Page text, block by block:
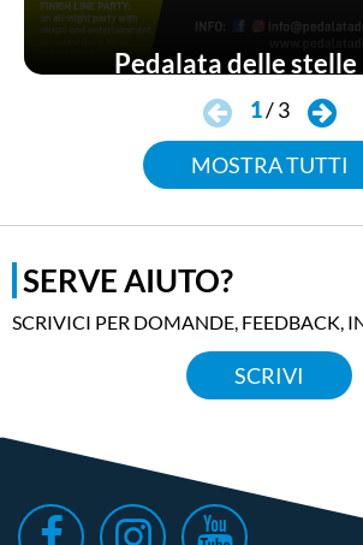
Pedalata delle stelle
1/3
MOSTRA TUTTI
SERVE AIUTO?
SCRIVICI PER DOMANDE, FEEDBACK,
SCRIVI